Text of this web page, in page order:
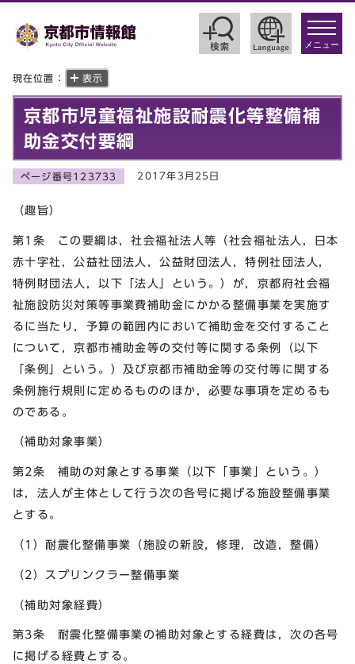
toggle
メニュー
現在位置： 表示
京都市児童福祉施設耐震化等整備補
助金交付要綱
ページ番号123733 2017年3月25日
（趣旨）
第1条 この要綱は，社会福祉法人等（社会福祉法人，日本
赤十字社，公益社団法人，公益財団法人，特例社団法人，
特例財団法人，以下「法人」という。）が，京都府社会福
祉施設防災対策等事業費補助金にかかる整備事業を実施す
るに当たり，予算の範囲内において補助金を交付すること
について，京都市補助金等の交付等に関する条例（以下
「条例」という。）及び京都市補助金等の交付等に関する
条例施行規則に定めるもののほか，必要な事項を定めるも
のである。
（補助対象事業）
第2条 補助の対象とする事業（以下「事業」という。）
は，法人が主体として行う次の各号に掲げる施設整備事業
とする。
（1）耐震化整備事業（施設の新設，修理，改造，整備）
（2）スプリンクラー整備事業
（補助対象経費）
第3条 耐震化整備事業の補助対象とする経費は，次の各号
に掲げる経費とする。